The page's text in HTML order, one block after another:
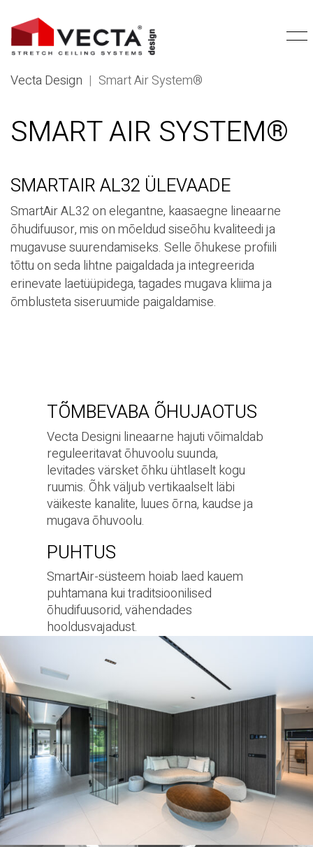
Vecta Design | Smart Air System®
SMART AIR SYSTEM®
SMARTAIR AL32 ÜLEVAADE
SmartAir AL32 on elegantne, kaasaegne lineaarne
õhudifuusor, mis on mõeldud siseõhu kvaliteedi ja
mugavuse suurendamiseks. Selle õhukese profiili
tõttu on seda lihtne paigaldada ja integreerida
erinevate laetüüpidega, tagades mugava kliima ja
õmblusteta siseruumide paigaldamise.
TÕMBEVABA ÕHUJAOTUS
Vecta Designi lineaarne hajuti võimaldab
reguleeritavat õhuvoolu suunda,
levitades värsket õhku ühtlaselt kogu
ruumis. Õhk väljub vertikaalselt läbi
väikeste kanalite, luues õrna, kaudse ja
mugava õhuvoolu.
PUHTUS
SmartAir-süsteem hoiab laed kauem
puhtamana kui traditsioonilised
õhudifuusorid, vähendades
hooldusvajadust.